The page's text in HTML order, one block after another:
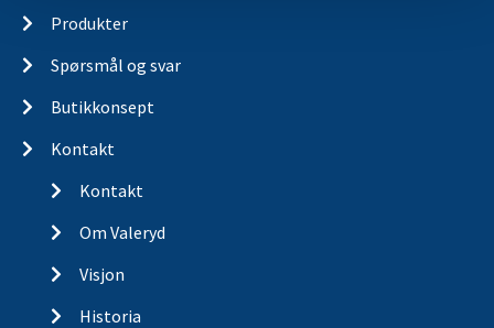
Produkter
Spørsmål og svar
Butikkonsept
Kontakt
Kontakt
Om Valeryd
Visjon
Historia